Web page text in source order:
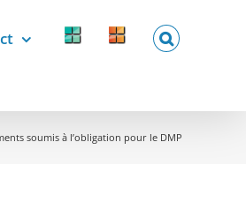
ForcomedLabelix
soumis à l’obligation pour le DMP